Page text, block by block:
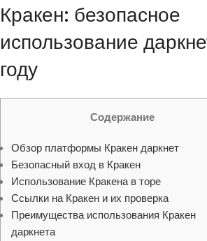
Кракен: безопасное
использование
году
Содержание
Обзор платформы Кракен даркнет
Безопасный вход в Кракен
Использование Кракена в торе
Ссылки на Кракен и их проверка
Преимущества использования Кракен
даркнета